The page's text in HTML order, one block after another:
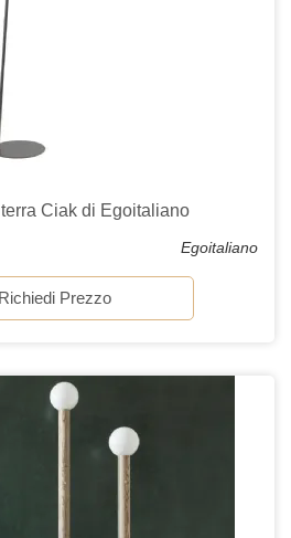
Ciak di Egoitaliano
Egoitaliano
Richiedi Prezzo